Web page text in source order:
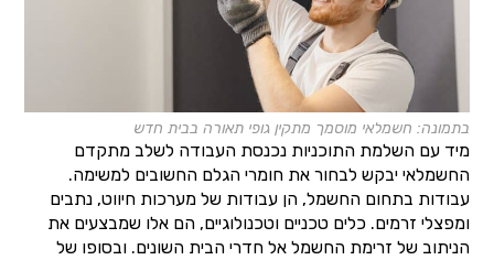
בתמונה: חשמלאי מוסמך מתקין גופי תאורה בבית חדש
מיד עם השלמת התוכניות נכנסת העבודה לשלב מתקדם
החשמלאי יבקש לבחור את חומרי הגלם החשובים למשימה.
עבודות בתחום החשמל, הן עבודות של מערכות חיווט, נתבים
ומפצלי זרמים. כלים טכניים וטכנולוגיים, הם אלו שמבצעים את
הניתוב של זרימת החשמל אל חדרי הבית השונים. ובסופו של